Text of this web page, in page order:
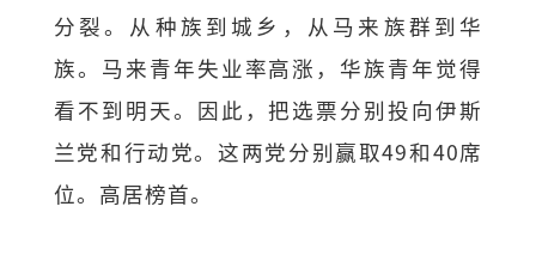
分裂。从种族到城乡，从马来族群到华
族。马来青年失业率高涨，华族青年觉得
看不到明天。因此，把选票分别投向伊斯
兰党和行动党。这两党分别赢取49和40席
位。高居榜首。